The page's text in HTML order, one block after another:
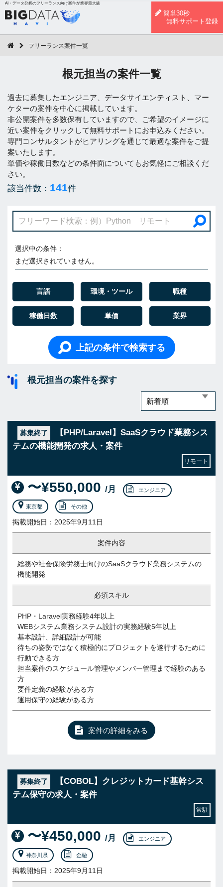
AI・データ分析のフリーランス向け案件が業界最大級
簡単30秒
無料サポート登録
フリーランス案件一覧
根元担当の案件一覧
過去に募集したエンジニア、データサイエンティスト、マー
ケターの案件を中心に掲載しています。
非公開案件を多数保有していますので、ご希望のイメージに
近い案件をクリックして無料サポートにお申込みください。
専門コンサルタントがヒアリングを通じて最適な案件をご提
案いたします。
単価や稼働日数などの条件面についてもお気軽にご相談くだ
さい。
該当件数： 141件
選択中の条件：
まだ選択されていません。
言語 環境・ツール 職種
稼働日数 単価 業界
上記の条件で検索する
根元担当の案件を探す
募集終了
【PHP/Laravel】SaaSクラウド業務シス
テムの機能開発の求人・案件
リモート
〜¥550,000 /月 エンジニア
東京都 その他
掲載開始日：2025年9月11日
案件内容
総務や社会保険労務士向けのSaaSクラウド業務システムの
機能開発
必須スキル
PHP・Laravel実務経験4年以上
WEBシステム業務システム設計の実務経験5年以上
基本設計、詳細設計が可能
待ちの姿勢ではなく積極的にプロジェクトを遂行するために
行動できる方
担当案件のスケジュール管理やメンバー管理まで経験のある
方
要件定義の経験がある方
運用保守の経験がある方
案件の詳細をみる
募集終了
【COBOL】クレジットカード基幹シス
テム保守の求人・案件
常駐
〜¥450,000 /月 エンジニア
神奈川県 金融
掲載開始日：2025年9月11日